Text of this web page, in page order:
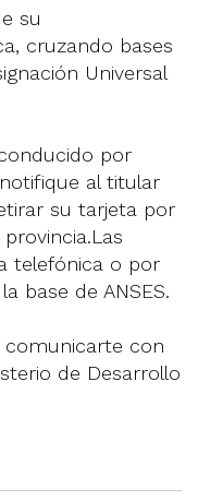
su
cruzando bases
Universal
por
al titular
su tarjeta por
telefónica o por
base de ANSES.
comunicarte con
de Desarrollo